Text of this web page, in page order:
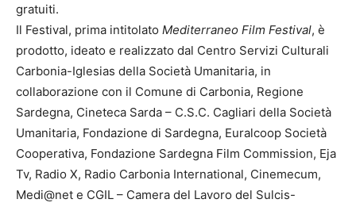
gratuiti.
Il Festival, prima intitolato Mediterraneo Film Festival, è
prodotto, ideato e realizzato dal Centro Servizi Culturali
Carbonia-Iglesias della Società Umanitaria, in
collaborazione con il Comune di Carbonia, Regione
Sardegna, Cineteca Sarda – C.S.C. Cagliari della Società
Umanitaria, Fondazione di Sardegna, Euralcoop Società
Cooperativa, Fondazione Sardegna Film Commission, Eja
Tv, Radio X, Radio Carbonia International, Cinemecum,
Medi@net e CGIL – Camera del Lavoro del Sulcis-